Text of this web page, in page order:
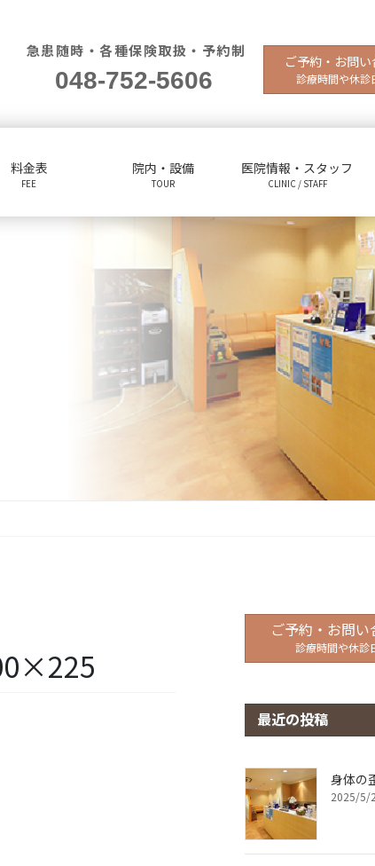
急患随時・各種保険取扱・予約制
048-752-5606
ご予約・お問
診療時間や休診
料金表
FEE
院内・設備
TOUR
医院情報・スタッフ
CLINIC / STAFF
ご予約・お問
診療時間や休診
最近の投稿
身体の
2025/5/